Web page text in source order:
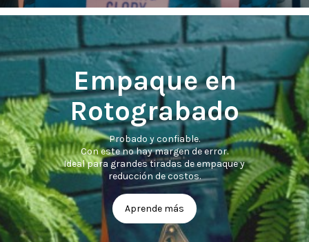
Empaque en
Rotograbado
Probado y confiable.
Con este no hay margen de error.
Ideal para grandes tiradas de empaque y
reducción de costos.
Aprende más